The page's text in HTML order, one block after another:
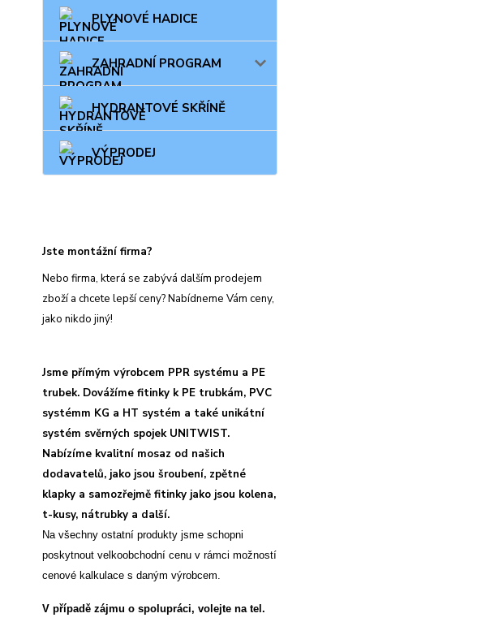
PLYNOVÉ HADICE
ZAHRADNÍ PROGRAM
HYDRANTOVÉ SKŘÍNĚ
VÝPRODEJ
Jste montážní firma?
Nebo firma, která se zabývá dalším prodejem
zboží a chcete lepší ceny? Nabídneme Vám ceny,
jako nikdo jiný!
Jsme přímým výrobcem PPR systému a PE
trubek. Dovážíme fitinky k PE trubkám, PVC
systémm KG a HT systém a také unikátní
systém svěrných spojek UNITWIST.
Nabízíme kvalitní mosaz od našich
dodavatelů, jako jsou šroubení, zpětné
klapky a samozřejmě fitinky jako jsou kolena,
t-kusy, nátrubky a další.
Na všechny ostatní produkty jsme schopni
poskytnout velkoobchodní cenu v rámci možností
cenové kalkulace s daným výrobcem.
V případě zájmu o spolupráci, volejte na tel.